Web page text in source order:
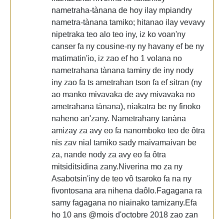
nametraha-tànana de hoy ilay mpiandry
nametra-tànana tamiko; hitanao ilay vevavy
nipetraka teo alo teo iny, iz ko voan'ny
canser fa ny cousine-ny ny havany ef be ny
matimatin'io, iz zao ef ho 1 volana no
nametrahana tànana taminy de iny nody
iny zao fa ts ametrahan tson fa ef sitran (ny
ao manko mivavaka de avy mivavaka no
ametrahana tànana), niakatra be ny finoko
naheno an'zany. Nametrahany tanàna
amizay za avy eo fa nanomboko teo de ôtra
nis zav nial tamiko sady maivamaivan be
za, nande nody za avy eo fa ôtra
mitsiditsidina zany.Niverina mo za ny
Asabotsin'iny de teo vô tsaroko fa na ny
fivontosana ara nihena daôlo.Fagagana ra
samy fagagana no niainako tamizany.Efa
ho 10 ans @mois d'octobre 2018 zao zan